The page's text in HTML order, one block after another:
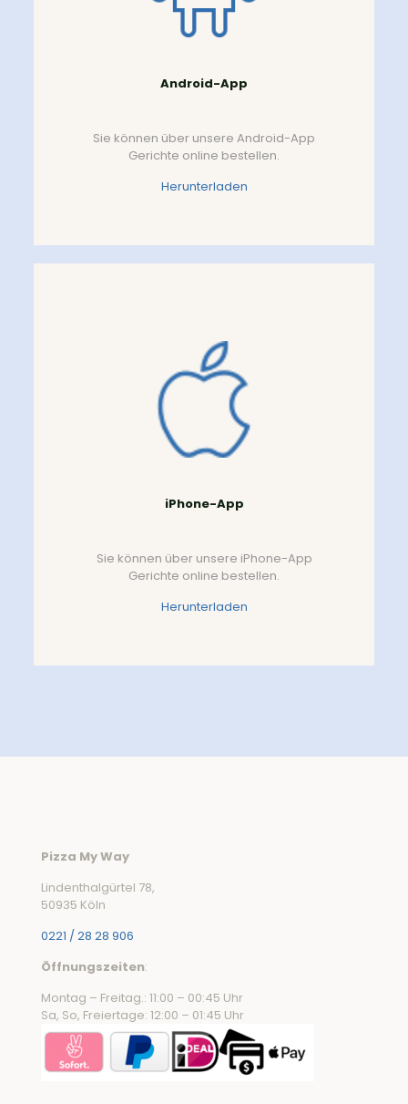
Android-App
Sie können über unsere Android-App
Gerichte online bestellen.
Herunterladen
iPhone-App
Sie können über unsere iPhone-App
Gerichte online bestellen.
Herunterladen
Pizza My Way
Lindenthalgürtel 78,
50935 Köln
0221 / 28 28 906
Öffnungszeiten:
Montag – Freitag.: 11:00 – 00:45 Uhr
Sa, So, Freiertage: 12:00 – 01:45 Uhr